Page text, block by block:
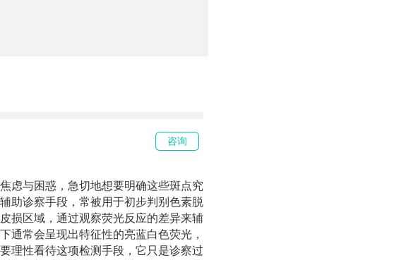
咨询
虑与困惑，急切地想要明确这些斑点究
助诊察手段，常被用于初步判别色素脱
损区域，通过观察荧光反应的差异来辅
通常会呈现出特征性的亮蓝白色荧光，
理性看待这项检测手段，它只是诊察过